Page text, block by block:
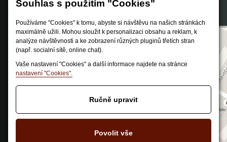
Souhlas s použitím "Cookies"
Používáme "Cookies" k tomu, abyste si návštěvu na našich stránkách
maximálně užili. Mohou sloužit k personalizaci obsahu a reklam, k
analýze návštěvnosti a ke zobrazení různých pluginů třetích stran
(např. socialní sítě, online chat).
Vaše nastavení "Cookies" a další informace najdete na stránce
nastavení "Cookies".
Ručně upravit
Povolit vše
Nastavení soukromí